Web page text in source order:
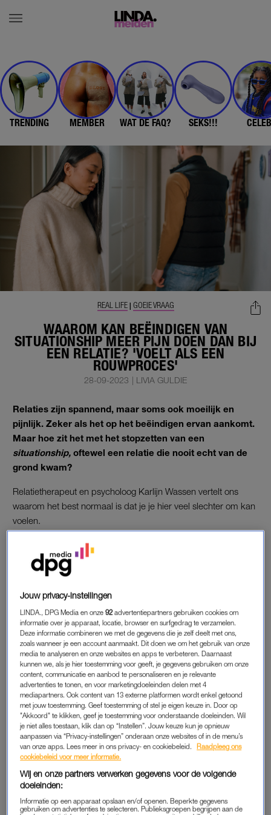
TRENDING MEMBER WAT DE FAQ? SEKS!!!
WAAROM KAN BEËINDIGEN VAN
SITUATIONSHIP MEER PIJN DOEN DAN BIJ
EEN RELATIE? 'VOELT ALS EEN
ROUWPROCES'
REAL LIFE| GOEIE VRAAG
28-09-2023 | LIVIA GULDIE
Relaties zijn spannend, maar soms ook moeilijk en
pijnlijk. Zeker als het op het beëindigen ervan aankomt.
Maar hoe zit het met het stopzetten van een
situationship, oftewel een relatie die nooit echt van de
grond kwam?
Relatietherapeut en psycholoog Karlijn Wassen vertelt ons
waarom het best normaal is dat je je hier veel slechter om kan
voelen.
SITUATIONSHIP
Nog even voor de duidelijkheid: wat is een
dat is lastig vast te stellen, omdat het niet bij iedereen
en een relatie zijn makkelijker om te geven, maar een
situationshipkan hier allemaal wel wat van hebben.
Het wordt een ‘situation‘ genoemd omdat je je samen vaak
gedraagt als een koppel, zonder er de naam ‘relatie’ aan te
geven. In het kort dus: een romantische regeling zonder dat er
afspraken over zijn gemaakt.
ROZE WOLK
Een verschil tussen eensituationship
Karlijn een gebrek aan realisme: “Als we kijken naar een
situationship, dan zit je meer in de ‘rozewolkfase’. Dit brengt
vaak een fijne ‘hormonencocktail’ met zich mee: je gaat er
Jouw privacy-instellingen
LINDA., DPG Media en onze92 advertentiepartners gebruiken cookies om
informatie over je apparaat, locatie, browser en surfgedrag te verzamelen.
Deze informatie combineren we met de gegevens die je zelf deelt met ons,
zoals wanneer je een account aanmaakt. Dit doen we om het gebruik van onze
media te analyseren en onze websites en apps te verbeteren. Daarnaast
kunnen we, als je hier toestemming voor geeft, je gegevens gebruiken om onze
content, communicatie en aanbod te personaliseren en je relevante
advertenties te tonen, en voor marketingdoeleinden delen met 4
mediapartners. Ook content van 13 externe platformen wordt enkel getoond
met jouw toestemming. Geef toestemming of stel je eigen keuze in. Door op
"Akkoord" te klikken, geef je toestemming voor onderstaande doeleinden. Wil
je niet alles toestaan, klik dan op “Instellen”. Jouw keuze kun je opnieuw
aanpassen via “Privacy-instellingen” onderaan onze websites of in de menu’s
van onze apps. Lees meer in ons privacy- en cookiebeleid.
Raadpleeg ons
cookiebeleid voor meer informatie.
Wij en onze partners verwerken gegevens voor de volgende
doeleinden:
Informatie op een apparaat opslaan en/of openen. Beperkte gegevens
gebruiken om advertenties te selecteren. Publieksgroepen begrijpen aan de